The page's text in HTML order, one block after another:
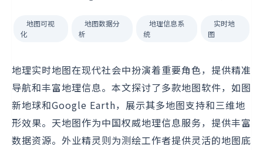
地图可视
化
地图数据分
析
地理信息系
统
实时地
图
地理实时地图在现代社会中扮演着重要角色，提供精准
导航和丰富地理信息。本文探讨了多款地图软件，如图
新地球和Google Earth，展示其多地图支持和三维地
形效果。天地图作为中国权威地理信息服务，提供丰富
数据资源。外业精灵则为测绘工作者提供灵活的地图底